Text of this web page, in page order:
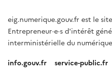
eig.numerique.gouv.fr est le
Entrepreneur·e·s d'intérêt
interministérielle du
info.gouv.fr service-public.fr